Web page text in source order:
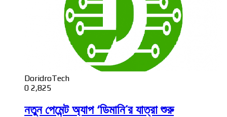
DoridroTech
0 2,825
নতুন পেমেন্ট অ্যাপ ‘ডিমানি’র যাত্রা শুরু